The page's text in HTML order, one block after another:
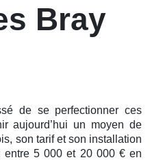
Bray
de se perfectionner ces
aujourd’hui un moyen de
son tarif et son installation
entre 5 000 et 20 000 € en